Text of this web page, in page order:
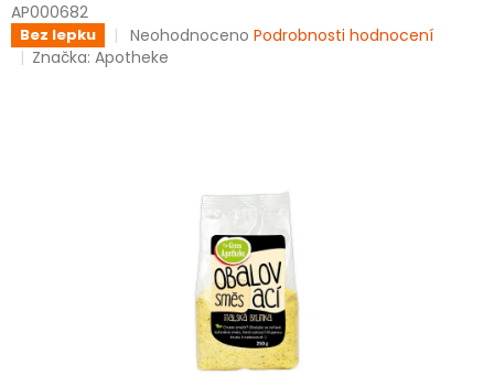
AP000682
Bez lepku
Průměrné
hodnocení
Neohodnoceno Podrobnosti hodnocení
Značka:Apotheke